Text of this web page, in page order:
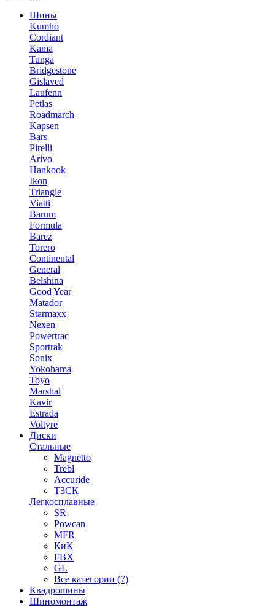
Шины
Kumho
Cordiant
Kama
Tunga
Bridgestone
Gislaved
Laufenn
Petlas
Roadmarch
Kapsen
Bars
Pirelli
Arivo
Hankook
Ikon
Triangle
Viatti
Barum
Formula
Barez
Torero
Continental
General
Belshina
Good Year
Matador
Starmaxx
Nexen
Powertrac
Sportrak
Sonix
Yokohama
Toyo
Marshal
Kavir
Estrada
Voltyre
Диски
Стальные
Magnetto
Trebl
Accuride
ТЗСК
Легкосплавные
SR
Powcan
MFR
КиК
FBX
GL
Все категории (7)
Квадрошины
Шиномонтаж